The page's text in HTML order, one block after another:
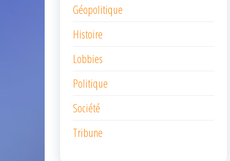
Géopolitique
Histoire
Lobbies
Politique
Société
Tribune